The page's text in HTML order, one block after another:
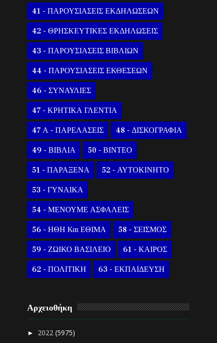
41 - ΠΑΡΟΥΣΙΑΣΕΙΣ ΕΚΔΗΛΩΣΕΩΝ
42 - ΘΡΗΣΚΕΥΤΙΚΕΣ ΕΚΔΗΛΩΣΕΙΣ
43 - ΠΑΡΟΥΣΙΑΣΕΙΣ ΒΙΒΛΙΩΝ
44 - ΠΑΡΟΥΣΙΑΣΕΙΣ ΕΚΘΕΣΕΩΝ
46 - ΣΥΝΑΥΛΙΕΣ
47 - ΚΡΗΤΙΚΑ ΓΛΕΝΤΙΑ
47 Α - ΠΑΡΕΛΑΣΕΙΣ 48 - ΔΙΣΚΟΓΡΑΦΙΑ
49 - ΒΙΒΛΙΑ 50 - ΒΙΝΤΕΟ
51 - ΠΑΡΑΞΕΝΑ 52 - ΑΥΤΟΚΙΝΗΤΟ
53 - ΓΥΝΑΙΚΑ
54 - ΜΕΝΟΥΜΕ ΑΣΦΑΛΕΙΣ
56 - ΗΘΗ Και ΕΘΙΜΑ 58 - ΣΕΙΣΜΟΣ
59 - ΖΩΙΚΟ ΒΑΣΙΛΕΙΟ 61 - ΚΑΙΡΟΣ
62 - ΠΟΛΙΤΙΚΗ 63 - ΕΚΠΑΙΔΕΥΣΗ
Αρχειοθήκη
► 2022(5975)